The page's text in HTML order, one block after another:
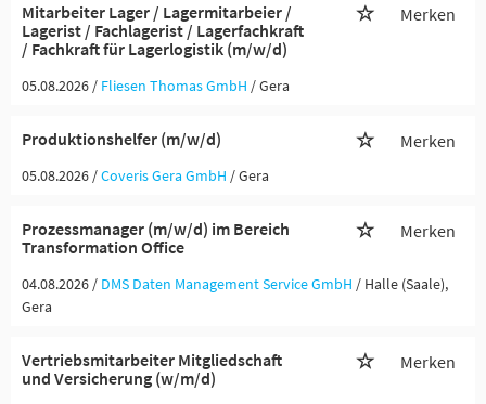
Mitarbeiter Lager / Lagermitarbeier /
Lagerist / Fachlagerist / Lagerfachkraft
/ Fachkraft für Lagerlogistik (m/w/d)
Merken
05.08.2026 / Fliesen Thomas GmbH / Gera
Produktionshelfer (m/w/d) Merken
05.08.2026 /Coveris Gera GmbH / Gera
Prozessmanager (m/w/d) im Bereich
Transformation Office
Merken
04.08.2026 / DMS Daten Management Service GmbH / Halle (Saale),
Gera
Vertriebsmitarbeiter Mitgliedschaft
und Versicherung (w/m/d)
Merken